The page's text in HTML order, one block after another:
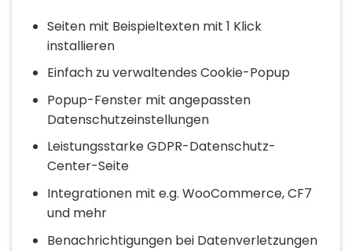
Seiten mit Beispieltexten mit 1 Klick
installieren
Einfach zu verwaltendes Cookie-Popup
Popup-Fenster mit angepassten
Datenschutzeinstellungen
Leistungsstarke GDPR-Datenschutz-
Center-Seite
Integrationen mit e.g. WooCommerce, CF7
und mehr
Benachrichtigungen bei Datenverletzungen